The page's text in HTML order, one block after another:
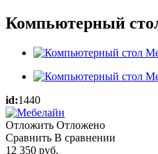
Компьютерный
id:1440
Отложить Отложено
Сравнить В сравнении
12 350 руб.